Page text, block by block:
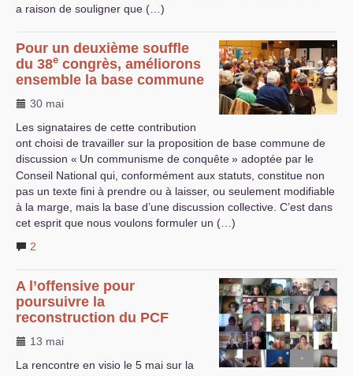
a raison de souligner que (…)
Pour un deuxième souffle
du 38e congrès, améliorons
ensemble la base commune
30 mai
Les signataires de cette contribution
ont choisi de travailler sur la proposition de base commune de
discussion « Un communisme de conquête» adoptée par le
Conseil National qui, conformément aux statuts, constitue non
pas un texte fini à prendre ou à laisser, ou seulement modifiable
à la marge, mais la base d’une discussion collective. C’est dans
cet esprit que nous voulons formuler un (…)
2
A l’offensive pour
poursuivre la
reconstruction du PCF
13 mai
La rencontre en visio le 5 mai sur la